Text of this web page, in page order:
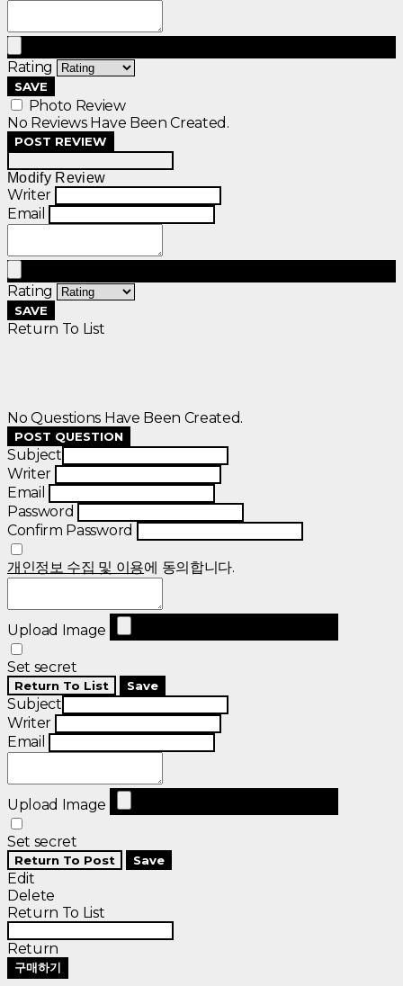
Rating
SAVE
Photo Review
No Reviews Have Been Created.
POST REVIEW
Modify Review
Writer
Email
Rating
SAVE
Return To List
No Questions Have Been Created.
POST QUESTION
Subject
Writer
Email
Password
Confirm Password
개인정보 수집 및 이용에 동의합니다.
Upload Image
Set secret
Return To List Save
Subject
Writer
Email
Upload Image
Set secret
Return To Post Save
Edit
Delete
Return To List
Return
구매하기